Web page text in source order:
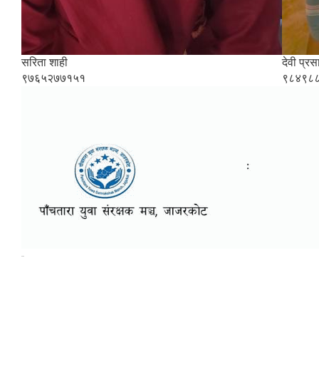
सरिता शाही
९७६५२७७१५१
देवी